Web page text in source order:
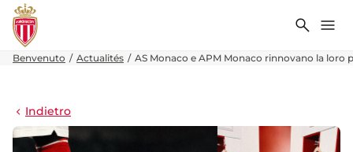
Ricerca
Benvenuto Actualités AS Monaco e APM Monaco rinnovano la loro
Indietro